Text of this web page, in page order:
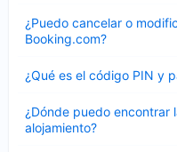
¿Puedo cancelar o
Booking.com?
cerrado
¿Qué es el código PIN y
cerrado
¿Dónde puedo
alojamiento?
cerrado